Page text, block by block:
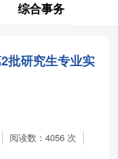
综合事务
批研究生专业实
阅读数： 4056 次